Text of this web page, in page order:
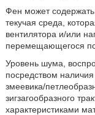
Фен может содержать
текучая среда,
вентилятора и/или
перемещающегося
Уровень шума,
посредством наличия
змеевика/
зигзагообразного
характеристиками